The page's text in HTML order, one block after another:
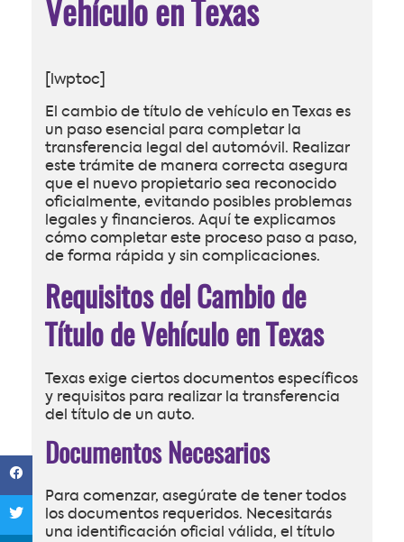
Vehículo en Texas
[lwptoc]
El cambio de título de vehículo en Texas es
un paso esencial para completar la
transferencia legal del automóvil. Realizar
este trámite de manera correcta asegura
que el nuevo propietario sea reconocido
oficialmente, evitando posibles problemas
legales y financieros. Aquí te explicamos
cómo completar este proceso paso a paso,
de forma rápida y sin complicaciones.
Requisitos del Cambio de
Título de Vehículo en Texas
Texas exige ciertos documentos específicos
y requisitos para realizar la transferencia
del título de un auto.
Documentos Necesarios
Para comenzar, asegúrate de tener todos
los documentos requeridos. Necesitarás
una identificación oficial válida, el título